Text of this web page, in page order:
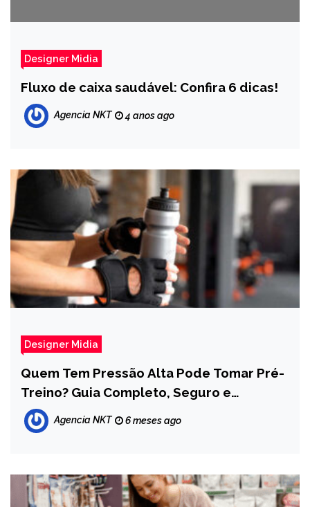
Designer Midia
Fluxo de caixa saudável: Confira 6 dicas!
Agencia NKT 4 anos ago
Designer Midia
Quem Tem Pressão Alta Pode Tomar Pré-
Treino? Guia Completo, Seguro e
Atualizado
Agencia NKT 6 meses ago